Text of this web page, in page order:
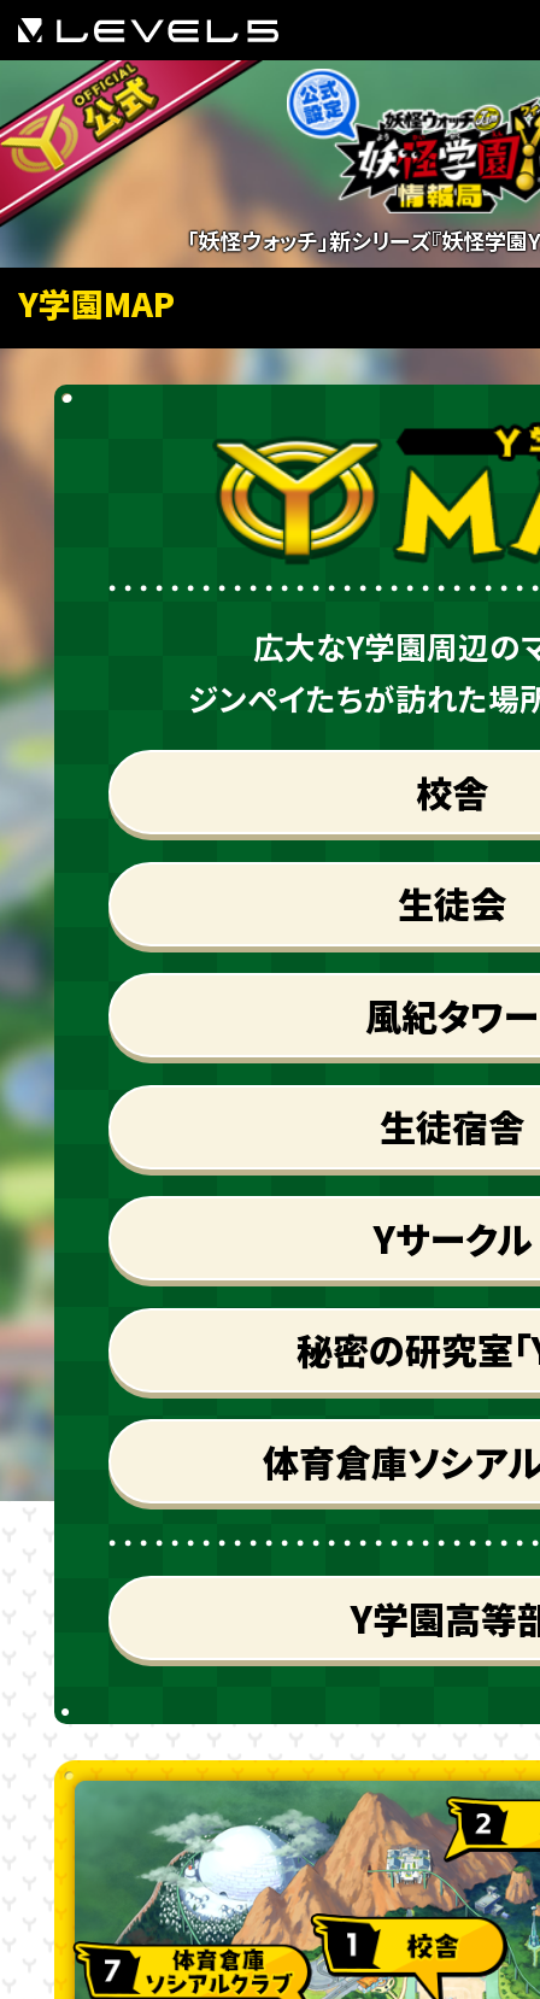
「妖怪ウォッチ」新シリーズ『妖怪学
Y学園MAP
広大なY学園周辺の
ジンペイたちが訪れた場
校舎
生徒会
風紀タワー
生徒宿舎
Yサークル
秘密の研究室「
体育倉庫ソシア
Y学園高等